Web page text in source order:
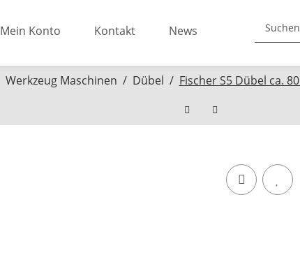
Mein Konto Kontakt News
Werkzeug Maschinen Dübel Fischer S5 Dübel ca.